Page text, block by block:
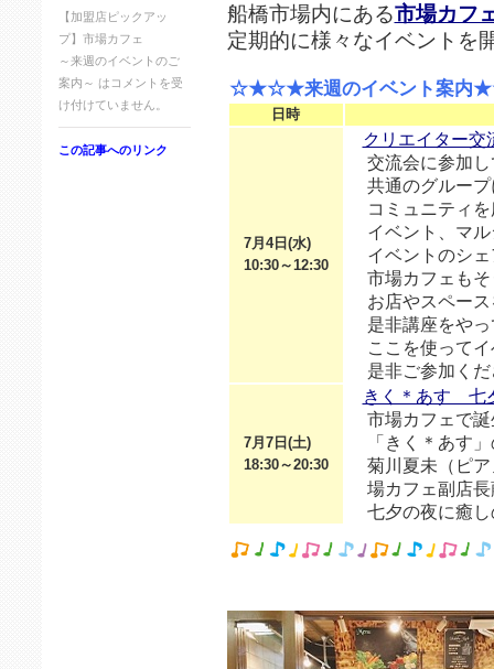
【加盟店ピックアッ
プ】市場カフェ
～来週のイベントのご
案内～ は コメントを受
け付けていません。
この記事へのリンク
船橋市場内にある市場カフ
定期的に様々なイベントを
☆★☆★来週のイベント案
日時
7月4日(水)
10:30～12:30
クリエイター交
交流会に参加し
共通のグループ
コミュニティを
イベント、マル
イベントのシェ
市場カフェもそ
お店やスペース
是非講座をやっ
ここを使ってイ
是非ご参加くだ
7月7日(土)
18:30～20:30
きく＊あす 七
市場カフェで誕
「きく＊あす」
菊川夏未（ピア
場カフェ副店長
七夕の夜に癒し